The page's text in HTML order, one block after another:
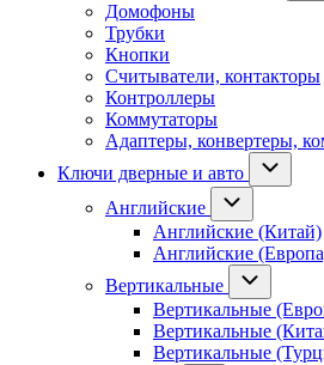
Домофоны
Трубки
Кнопки
Считыватели, контакторы
Контроллеры
Коммутаторы
Адаптеры, конвертеры,
Ключи дверные и авто
Английские
Английские (Китай)
Английские
Вертикальные
Вертикальные
Вертикальные
Вертикальные